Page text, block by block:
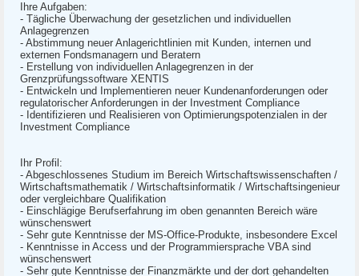
Ihre Aufgaben:
- Tägliche Überwachung der gesetzlichen und individuellen
Anlagegrenzen
- Abstimmung neuer Anlagerichtlinien mit Kunden, internen und
externen Fondsmanagern und Beratern
- Erstellung von individuellen Anlagegrenzen in der
Grenzprüfungssoftware XENTIS
- Entwickeln und Implementieren neuer Kundenanforderungen oder
regulatorischer Anforderungen in der Investment Compliance
- Identifizieren und Realisieren von Optimierungspotenzialen in der
Investment Compliance
Ihr Profil:
- Abgeschlossenes Studium im Bereich Wirtschaftswissenschaften /
Wirtschaftsmathematik / Wirtschaftsinformatik / Wirtschaftsingenieur
oder vergleichbare Qualifikation
- Einschlägige Berufserfahrung im oben genannten Bereich wäre
wünschenswert
- Sehr gute Kenntnisse der MS-Office-Produkte, insbesondere Excel
- Kenntnisse in Access und der Programmiersprache VBA sind
wünschenswert
- Sehr gute Kenntnisse der Finanzmärkte und der dort gehandelten